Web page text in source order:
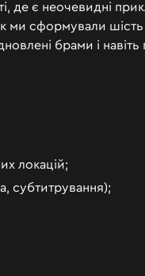
де є неочевидні
ми сформували
брами і
локацій;
субтитрування);